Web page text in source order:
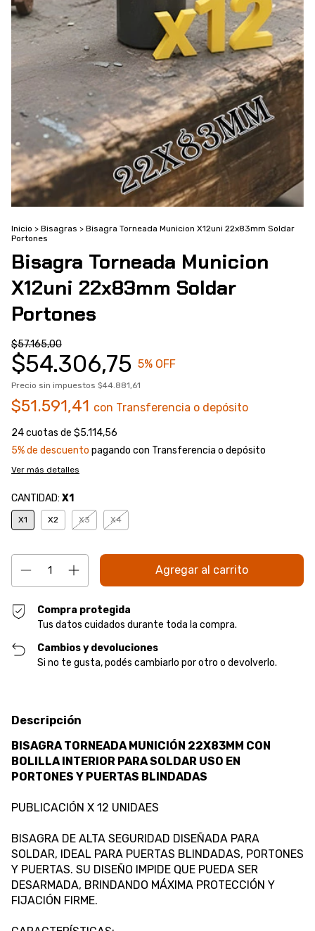
Inicio > Bisagras > Bisagra Torneada Municion X12uni 22x83mm Soldar
Portones
Bisagra Torneada Municion
X12uni 22x83mm Soldar
Portones
$57.165,00
$54.306,75 5% OFF
Precio sin impuestos $44.881,61
$51.591,41 con Transferencia o depósito
24cuotas de $5.114,56
5% de descuento pagando con Transferencia o depósito
Ver más detalles
CANTIDAD: X1
X1 X2 X3 X4
Compra protegida
Tus datos cuidados durante toda la compra.
Cambios y devoluciones
Si no te gusta, podés cambiarlo por otro o devolverlo.
Descripción
BISAGRA TORNEADA MUNICIÓN 22X83MM CON
BOLILLA INTERIOR PARA SOLDAR USO EN
PORTONES Y PUERTAS BLINDADAS
PUBLICACIÓN X 12 UNIDAES
BISAGRA DE ALTA SEGURIDAD DISEÑADA PARA
SOLDAR, IDEAL PARA PUERTAS BLINDADAS, PORTONES
Y PUERTAS. SU DISEÑO IMPIDE QUE PUEDA SER
DESARMADA, BRINDANDO MÁXIMA PROTECCIÓN Y
FIJACIÓN FIRME.